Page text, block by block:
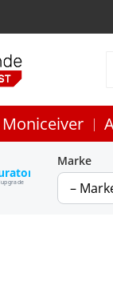
Moniceiver
Marke